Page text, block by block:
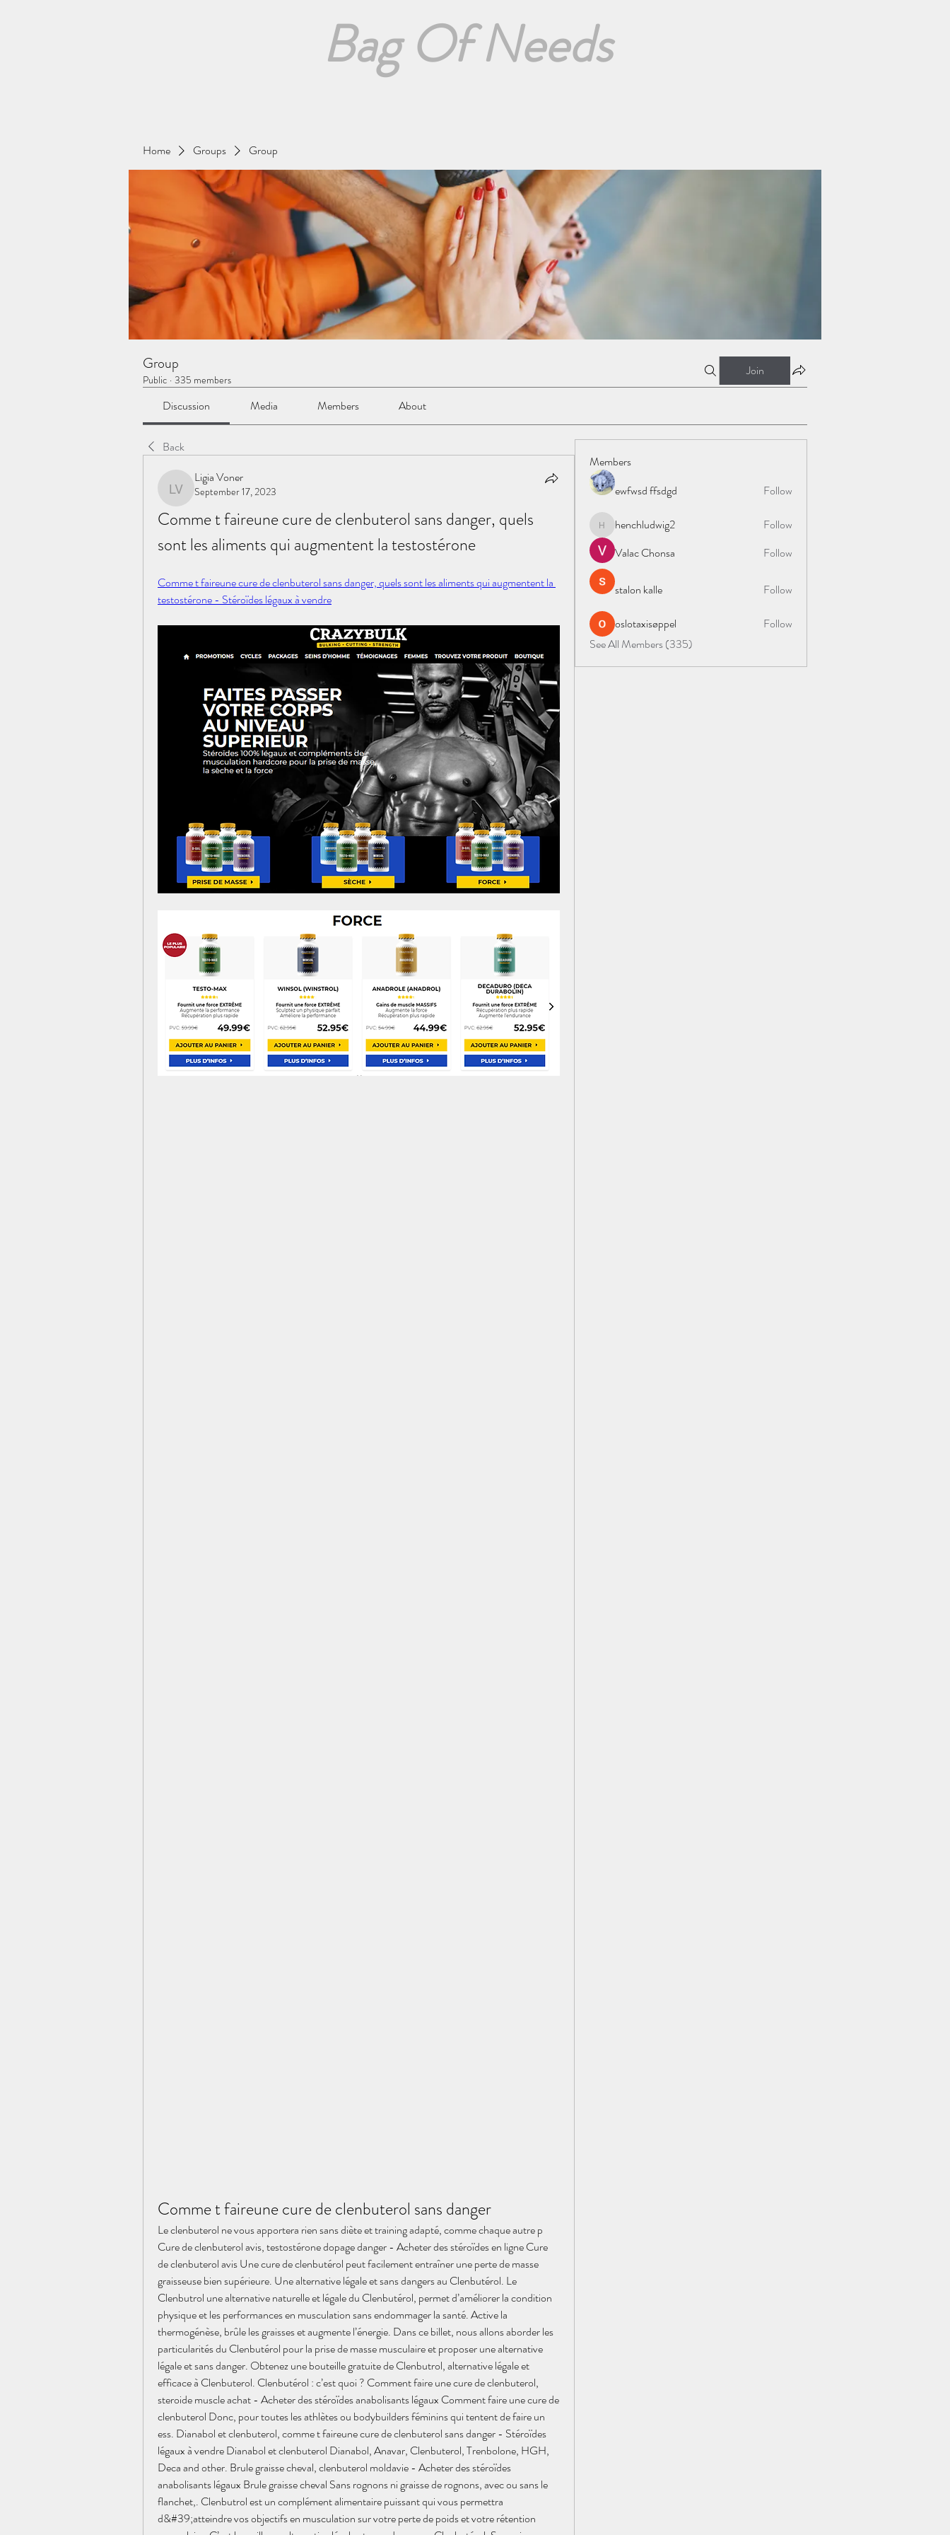
Bag Of Needs
Home Groups Group
Group
Public · 335 members
Join
Discussion Media Members About
Back
Ligia Voner
Ligia Voner
September 17, 2023
Comme t faireune cure de clenbuterol sans danger, quels
sont les aliments qui augmentent la testostérone
Comme t faireune cure de clenbuterol sans danger, quels sont les aliments qui augmentent la
testostérone - Stéroïdes légaux à vendre
Comme t faireune cure de clenbuterol sans danger
Le clenbuterol ne vous apportera rien sans diète et training adapté, comme chaque autre p
Cure de clenbuterol avis, testostérone dopage danger - Acheter des stéroïdes en ligne Cure
de clenbuterol avis Une cure de clenbutérol peut facilement entraîner une perte de masse
graisseuse bien supérieure. Une alternative légale et sans dangers au Clenbutérol. Le
Clenbutrol une alternative naturelle et légale du Clenbutérol, permet d’améliorer la condition
physique et les performances en musculation sans endommager la santé. Active la
thermogénèse, brûle les graisses et augmente l’énergie. Dans ce billet, nous allons aborder les
particularités du Clenbutérol pour la prise de masse musculaire et proposer une alternative
légale et sans danger. Obtenez une bouteille gratuite de Clenbutrol, alternative légale et
efficace à Clenbuterol. Clenbutérol : c’est quoi ? Comment faire une cure de clenbuterol,
steroide muscle achat - Acheter des stéroïdes anabolisants légaux Comment faire une cure de
clenbuterol Donc, pour toutes les athlètes ou bodybuilders féminins qui tentent de faire un
ess. Dianabol et clenbuterol, comme t faireune cure de clenbuterol sans danger - Stéroïdes
légaux à vendre Dianabol et clenbuterol Dianabol, Anavar, Clenbuterol, Trenbolone, HGH,
Deca and other. Brule graisse cheval, clenbuterol moldavie - Acheter des stéroïdes
anabolisants légaux Brule graisse cheval Sans rognons ni graisse de rognons, avec ou sans le
flanchet,. Clenbutrol est un complément alimentaire puissant qui vous permettra
d&#39;atteindre vos objectifs en musculation sur votre perte de poids et votre rétention
Members
ewfwsd ffsdgd
Follow
henchludwig2
henchludwig2
Follow
Valac Chonsa
Follow
stalon kalle Follow
oslotaxisøppel
Follow
See All Members (335)